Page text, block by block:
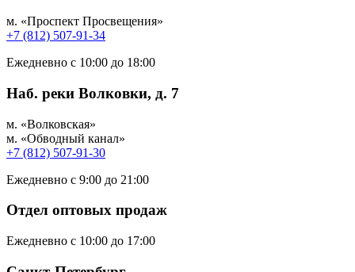
м. «Проспект Просвещения»
+7 (812) 507-91-34
Ежедневно с 10:00 до 18:00
Наб. реки Волковки, д. 7
м. «Волковская»
м. «Обводный канал»
+7 (812) 507-91-30
Ежедневно с 9:00 до 21:00
Отдел оптовых продаж
Ежедневно с 10:00 до 17:00